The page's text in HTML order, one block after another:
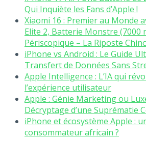
Qui Inquiète les Fans d’Apple !
Xiaomi 16 : Premier au Monde
Elite 2, Batterie Monstre (7000
Périscopique – La Riposte
iPhone vs Android : Le Guide
Transfert de Données Sans
Apple Intelligence : L’IA qui
l’expérience utilisateur
Apple : Génie Marketing ou
Décryptage d’une Suprématie
iPhone et écosystème Apple :
consommateur africain ?